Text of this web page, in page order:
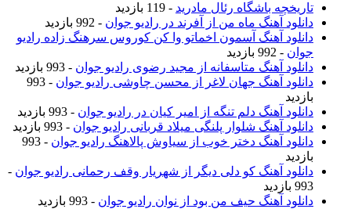
تاریخچه باشگاه رئال مادرید - 119 بازدید
دانلود آهنگ ماه من از آفرند در رادیو جوان - 992 بازدید
دانلود آهنگ آسمون اخماتو وا کن کوروس سرهنگ زاده رادیو
جوان - 992 بازدید
دانلود آهنگ متاسفانه از مجید رضوی رادیو جوان - 993 بازدید
دانلود آهنگ جهان لاغر از محسن چاوشی رادیو جوان
- 993
بازدید
دانلود آهنگ دلم تنگه از امیر کیان در رادیو جوان - 993 بازدید
دانلود آهنگ شلوار پلنگی میلاد قربانی رادیو جوان - 993 بازدید
دانلود آهنگ دختر خوب از سیاوش پالاهنگ رادیو جوان
- 993
بازدید
دانلود آهنگ کو دلی دیگر از شهریار وقف رحمانی رادیو جوان -
993 بازدید
دانلود آهنگ حیف من بود از نوان رادیو جوان - 993 بازدید